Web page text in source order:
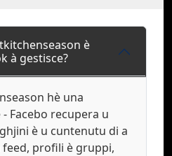
è
à gestisce?
hè una
Facebo recupera u
è u cuntenutu di a
profili è gruppi,